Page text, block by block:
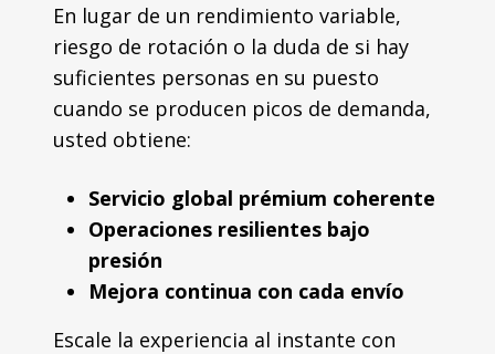
En lugar de un rendimiento variable,
riesgo de rotación o la duda de si hay
suficientes personas en su puesto
cuando se producen picos de demanda,
usted obtiene:
Servicio global prémium coherente
Operaciones resilientes bajo
presión
Mejora continua con cada envío
Escale la experiencia al instante con